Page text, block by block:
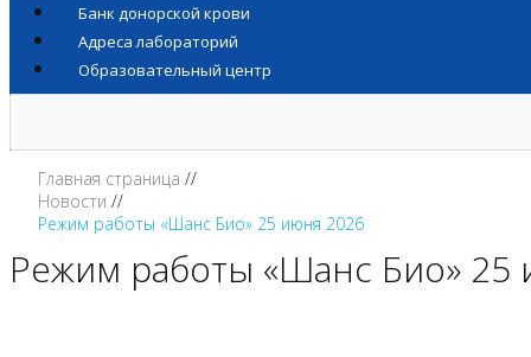
Банк донорской крови
Адреса лабораторий
Образовательный центр
Главная страница
Новости
Режим работы «Шанс Био» 25 июня 2026
Режим работы «Шанс Био» 25